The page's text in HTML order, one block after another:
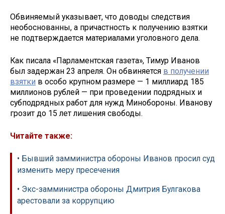
Обвиняемый указывает, что доводы следствия
необоснованны, а причастность к получению взятки
не подтверждается материалами уголовного дела.
Как писала «Парламентская газета», Тимур Иванов
был задержан 23 апреля. Он обвиняется в получении
взятки в особо крупном размере — 1 миллиард 185
миллионов рублей — при проведении подрядных и
субподрядных работ для нужд Минобороны. Иванову
грозит до 15 лет лишения свободы.
Читайте также:
• Бывший замминистра обороны Иванов просил суд
изменить меру пресечения
• Экс-замминистра обороны Дмитрия Булгакова
арестовали за коррупцию